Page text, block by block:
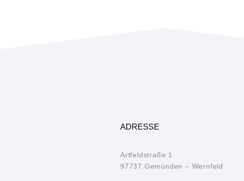
ADRESSE
Artfeldstraße 1
97737 Gemünden – Wernfeld